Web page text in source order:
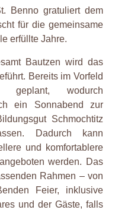
Benno gratuliert dem
für die gemeinsame
erfüllte Jahre.
Bautzen wird das
Bereits im Vorfeld
geplant, wodurch
ein Sonnabend zur
Schmochtitz
Dadurch kann
und komfortablere
werden. Das
Rahmen – von
Feier, inklusive
und der Gäste, falls